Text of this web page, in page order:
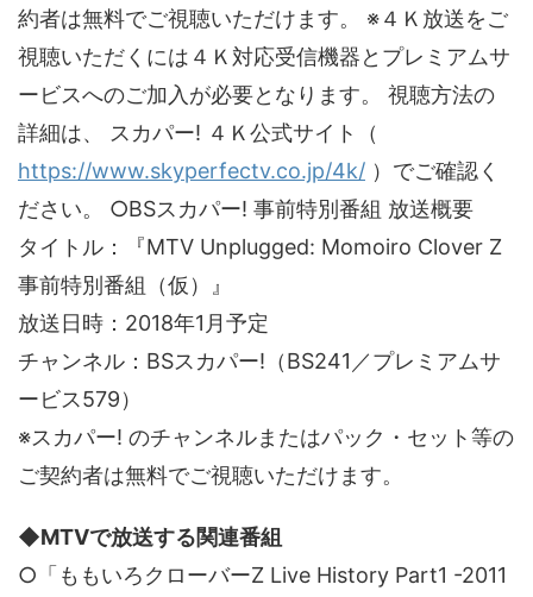
約者は無料でご視聴いただけます。 ※４Ｋ放送をご
視聴いただくには４Ｋ対応受信機器とプレミアムサ
ービスへのご加入が必要となります。 視聴方法の
詳細は、 スカパー! ４Ｋ公式サイト（
https://www.skyperfectv.co.jp/4k/ ）でご確認く
ださい。 ○BSスカパー! 事前特別番組 放送概要
タイトル：『MTV Unplugged: Momoiro Clover Z
事前特別番組（仮）』
放送日時：2018年1月予定
チャンネル：BSスカパー!（BS241／プレミアムサ
ービス579）
※スカパー! のチャンネルまたはパック・セット等の
ご契約者は無料でご視聴いただけます。
◆MTVで放送する関連番組
○「ももいろクローバーZ Live History Part1 -2011